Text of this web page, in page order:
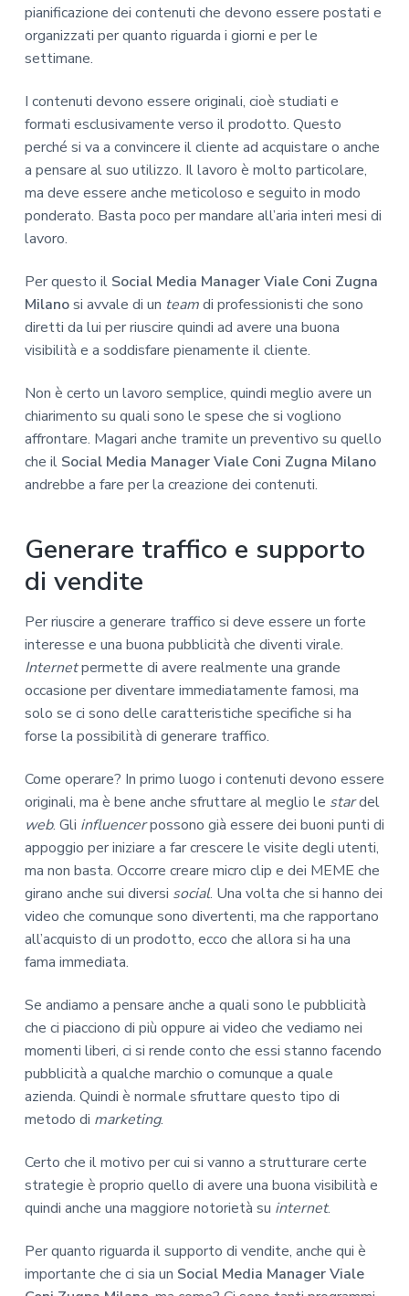
pianificazione dei contenuti che devono essere postati e
organizzati per quanto riguarda i giorni e per le
settimane.
I contenuti devono essere originali, cioè studiati e
formati esclusivamente verso il prodotto. Questo
perché si va a convincere il cliente ad acquistare o anche
a pensare al suo utilizzo. Il lavoro è molto particolare,
ma deve essere anche meticoloso e seguito in modo
ponderato. Basta poco per mandare all’aria interi mesi di
lavoro.
Per questo ilSocial Media Manager Viale Coni Zugna
Milanosi avvale di un teamdi professionisti che sono
diretti da lui per riuscire quindi ad avere una buona
visibilità e a soddisfare pienamente il cliente.
Non è certo un lavoro semplice, quindi meglio avere un
chiarimento su quali sono le spese che si vogliono
affrontare. Magari anche tramite un preventivo su quello
che il Social Media Manager Viale Coni Zugna Milano
andrebbe a fare per la creazione dei contenuti.
Generare traffico e supporto
di vendite
Per riuscire a generare traffico si deve essere un forte
interesse e una buona pubblicità che diventi virale.
Internetpermette di avere realmente una grande
occasione per diventare immediatamente famosi, ma
solo se ci sono delle caratteristiche specifiche si ha
forse la possibilità di generare traffico.
Come operare? In primo luogo i contenuti devono essere
originali, ma è bene anche sfruttare al meglio le stardel
web. Gli influencerpossono già essere dei buoni punti di
appoggio per iniziare a far crescere le visite degli utenti,
ma non basta. Occorre creare micro clip e dei MEME che
girano anche sui diversi social. Una volta che si hanno dei
video che comunque sono divertenti, ma che rapportano
all’acquisto di un prodotto, ecco che allora si ha una
fama immediata.
Se andiamo a pensare anche a quali sono le pubblicità
che ci piacciono di più oppure ai video che vediamo nei
momenti liberi, ci si rende conto che essi stanno facendo
pubblicità a qualche marchio o comunque a quale
azienda. Quindi è normale sfruttare questo tipo di
metodo di marketing.
Certo che il motivo per cui si vanno a strutturare certe
strategie è proprio quello di avere una buona visibilità e
quindi anche una maggiore notorietà su internet.
Per quanto riguarda il supporto di vendite, anche qui è
importante che ci sia un Social Media Manager Viale